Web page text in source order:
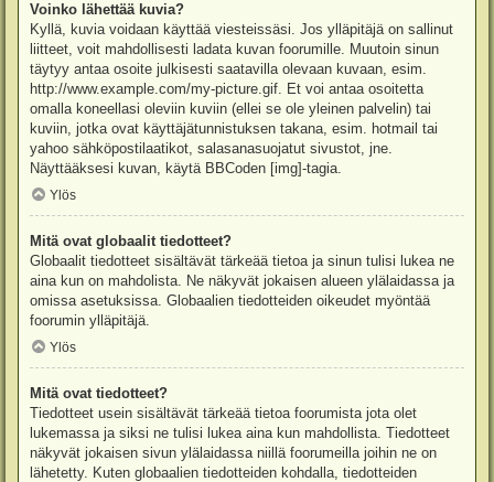
Voinko lähettää kuvia?
Kyllä, kuvia voidaan käyttää viesteissäsi. Jos ylläpitäjä on sallinut
liitteet, voit mahdollisesti ladata kuvan foorumille. Muutoin sinun
täytyy antaa osoite julkisesti saatavilla olevaan kuvaan, esim.
http://www.example.com/my-picture.gif. Et voi antaa osoitetta
omalla koneellasi oleviin kuviin (ellei se ole yleinen palvelin) tai
kuviin, jotka ovat käyttäjätunnistuksen takana, esim. hotmail tai
yahoo sähköpostilaatikot, salasanasuojatut sivustot, jne.
Näyttääksesi kuvan, käytä BBCoden [img]-tagia.
Ylös
Mitä ovat globaalit tiedotteet?
Globaalit tiedotteet sisältävät tärkeää tietoa ja sinun tulisi lukea ne
aina kun on mahdolista. Ne näkyvät jokaisen alueen ylälaidassa ja
omissa asetuksissa. Globaalien tiedotteiden oikeudet myöntää
foorumin ylläpitäjä.
Ylös
Mitä ovat tiedotteet?
Tiedotteet usein sisältävät tärkeää tietoa foorumista jota olet
lukemassa ja siksi ne tulisi lukea aina kun mahdollista. Tiedotteet
näkyvät jokaisen sivun ylälaidassa niillä foorumeilla joihin ne on
lähetetty. Kuten globaalien tiedotteiden kohdalla, tiedotteiden